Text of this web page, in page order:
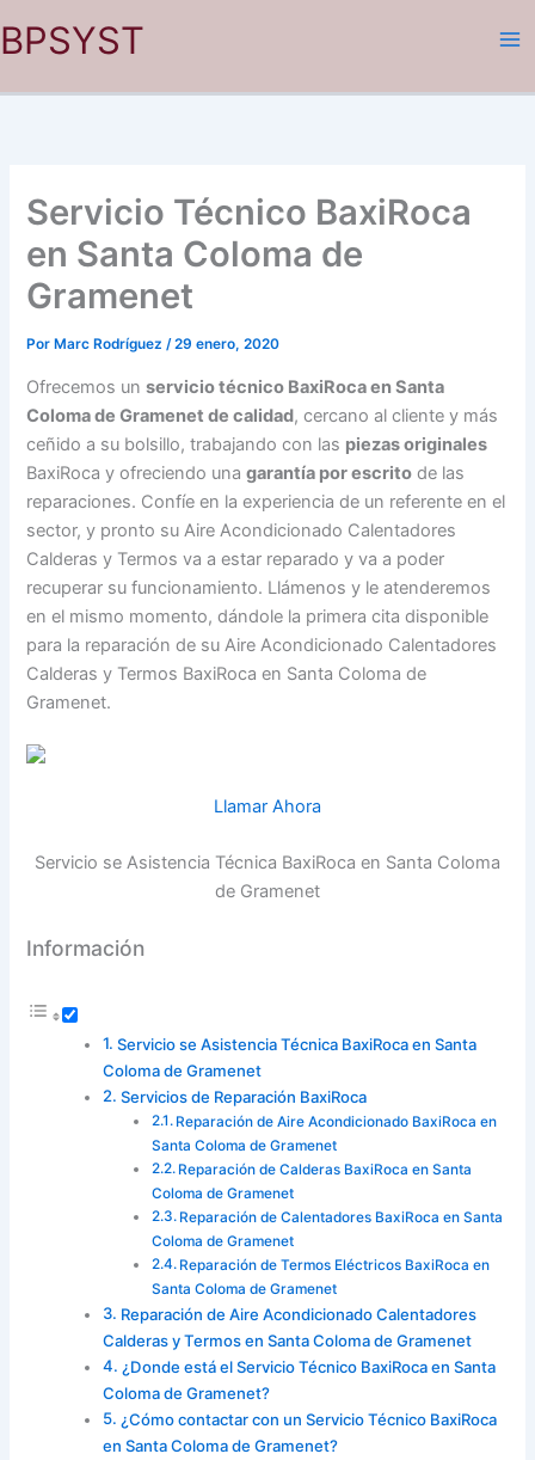
al
BPSYST
Servicio Técnico BaxiRoca
en Santa Coloma de
Gramenet
Por Marc Rodríguez/29 enero, 2020
Ofrecemos unservicio técnico BaxiRoca en Santa
Coloma de Gramenet de calidad, cercano al cliente y más
ceñido a su bolsillo, trabajando con las piezas originales
BaxiRoca y ofreciendo unagarantía por escrito de las
reparaciones. Confíe en la experiencia de un referente en el
sector, y pronto su Aire Acondicionado Calentadores
Calderas y Termos va a estar reparado y va a poder
recuperar su funcionamiento. Llámenos y le atenderemos
en el mismo momento, dándole la primera cita disponible
para la reparación de su Aire Acondicionado Calentadores
Calderas y Termos BaxiRoca en Santa Coloma de
Gramenet.
Llamar Ahora
Servicio se Asistencia Técnica BaxiRoca en Santa Coloma
de Gramenet
Información
Servicio se Asistencia Técnica BaxiRoca en Santa
Coloma de Gramenet
Servicios de Reparación BaxiRoca
Reparación de Aire Acondicionado BaxiRoca en
Santa Coloma de Gramenet
Reparación de Calderas BaxiRoca en Santa
Coloma de Gramenet
Reparación de Calentadores BaxiRoca en Santa
Coloma de Gramenet
Reparación de Termos Eléctricos BaxiRoca en
Santa Coloma de Gramenet
Reparación de Aire Acondicionado Calentadores
Calderas y Termos en Santa Coloma de Gramenet
¿Donde está el Servicio Técnico BaxiRoca en Santa
Coloma de Gramenet?
¿Cómo contactar con un Servicio Técnico BaxiRoca
en Santa Coloma de Gramenet?